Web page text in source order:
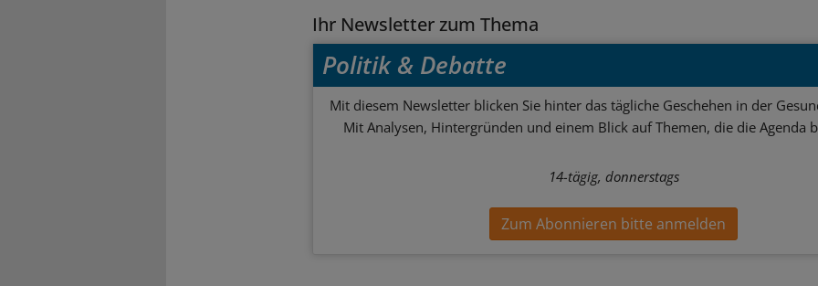
Ihr Newsletter zum Thema
Politik & Debatte
Mit diesem Newsletter blicken Sie hinter das tägliche Geschehen in der
Mit Analysen, Hintergründen und einem Blick auf Themen, die die Agenda
14-tägig, donnerstags
Zum Abonnieren bitte anmelden